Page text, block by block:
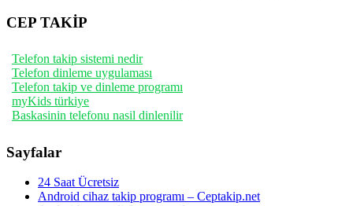
CEP TAKİP
Telefon takip sistemi nedir
Telefon dinleme uygulaması
Telefon takip ve dinleme programı
myKids türkiye
Baskasinin telefonu nasil dinlenilir
Sayfalar
24 Saat Ücretsiz
Android cihaz takip programı – Ceptakip.net